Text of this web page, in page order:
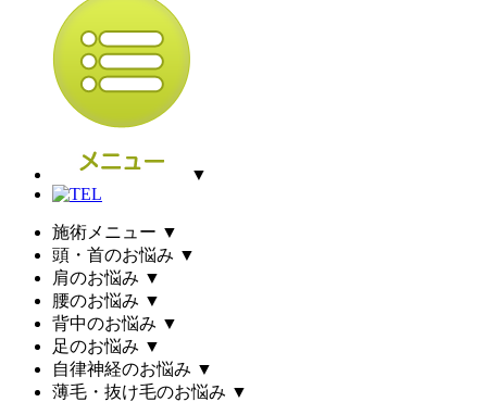
▼
施術メニュー ▼
頭・首のお悩み ▼
肩のお悩み ▼
腰のお悩み ▼
背中のお悩み ▼
足のお悩み ▼
自律神経のお悩み ▼
薄毛・抜け毛のお悩み ▼